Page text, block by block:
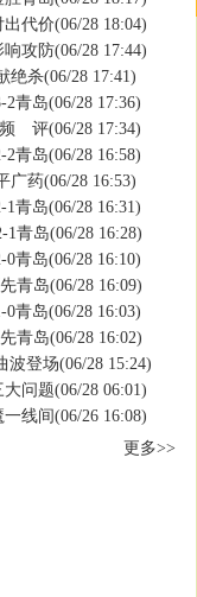
出代价(06/28 18:04)
响攻防(06/28 17:44)
绝杀(06/28 17:41)
2青岛(06/28 17:36)
评(06/28 17:34)
2青岛(06/28 16:58)
广药(06/28 16:53)
1青岛(06/28 16:31)
1青岛(06/28 16:28)
0青岛(06/28 16:10)
青岛(06/28 16:09)
0青岛(06/28 16:03)
青岛(06/28 16:02)
波登场(06/28 15:24)
大问题(06/28 06:01)
线间(06/26 16:08)
更多>>